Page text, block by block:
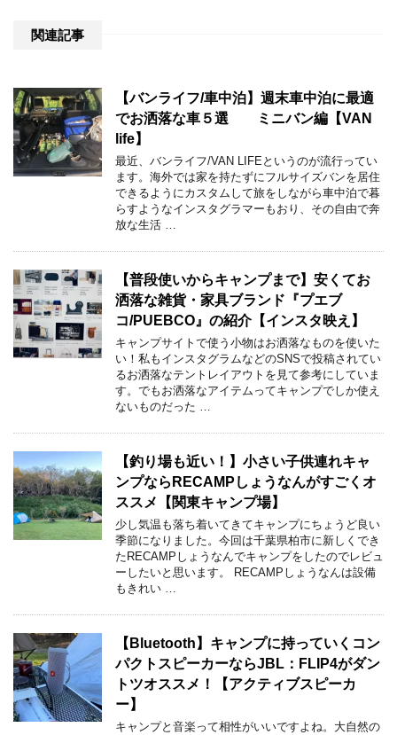
関連記事
【バンライフ/車中泊】週末車中泊に最適
でお洒落な車５選 ミニバン編【VAN
life】
最近、バンライフ/VAN LIFEというのが流行ってい
ます。海外では家を持たずにフルサイズバンを居住
できるようにカスタムして旅をしながら車中泊で暮
らすようなインスタグラマーもおり、その自由で奔
放な生活 …
【普段使いからキャンプまで】安くてお
洒落な雑貨・家具ブランド『プエブ
コ/PUEBCO』の紹介【インスタ映え】
キャンプサイトで使う小物はお洒落なものを使いた
い！私もインスタグラムなどのSNSで投稿されてい
るお洒落なテントレイアウトを見て参考にしていま
す。でもお洒落なアイテムってキャンプでしか使え
ないものだった …
【釣り場も近い！】小さい子供連れキャ
ンプならRECAMPしょうなんがすごくオ
ススメ【関東キャンプ場】
少し気温も落ち着いてきてキャンプにちょうど良い
季節になりました。今回は千葉県柏市に新しくでき
たRECAMPしょうなんでキャンプをしたのでレビュ
ーしたいと思います。 RECAMPしょうなんは設備
もきれい …
【Bluetooth】キャンプに持っていくコン
パクトスピーカーならJBL：FLIP4がダン
トツオススメ！【アクティブスピーカ
ー】
キャンプと音楽って相性がいいですよね。大自然の